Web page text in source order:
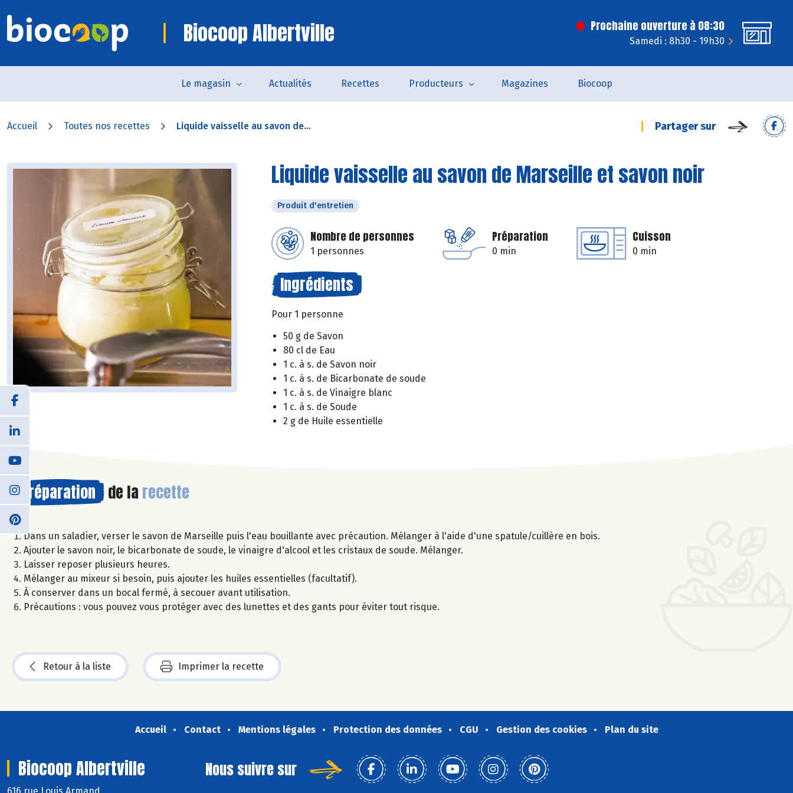
Biocoop Albertville Prochaine ouverture à 08:30
Samedi : 8h30 - 19h30
Le magasin Actualités Recettes Producteurs Magazines Biocoop
Accueil Toutes nos recettes Liquide vaisselle au savon de... Partager sur
Liquide vaisselle au savon de Marseille et savon noir
Produit d'entretien
Nombre de personnes
1 personnes
Préparation
0 min
Cuisson
0 min
Ingrédients
Pour 1 personne
50 g de Savon
80 cl de Eau
1 c. à s. de Savon noir
1 c. à s. de Bicarbonate de soude
1 c. à s. de Vinaigre blanc
1 c. à s. de Soude
2 g de Huile essentielle
Préparation de la recette
Dans un saladier, verser le savon de Marseille puis l'eau bouillante avec précaution. Mélanger à l'aide d'une spatule/cuillère en bois.
Ajouter le savon noir, le bicarbonate de soude, le vinaigre d'alcool et les cristaux de soude. Mélanger.
Laisser reposer plusieurs heures.
Mélanger au mixeur si besoin, puis ajouter les huiles essentielles (facultatif).
À conserver dans un bocal fermé, à secouer avant utilisation.
Précautions : vous pouvez vous protéger avec des lunettes et des gants pour éviter tout risque.
Retour à la liste Imprimer la recette
Accueil Contact Mentions légales Protection des données CGU Gestion des cookies Plan du site
Biocoop Albertville
616 rue Louis Armand
Nous suivre sur